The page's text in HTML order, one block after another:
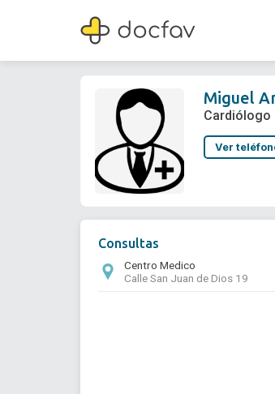
Miguel Angel Martinez Alonso
Cardiólogo
Miguel
Cardiólogo
Ver
Consultas
Centro Medico
Calle San Juan de Dios 19